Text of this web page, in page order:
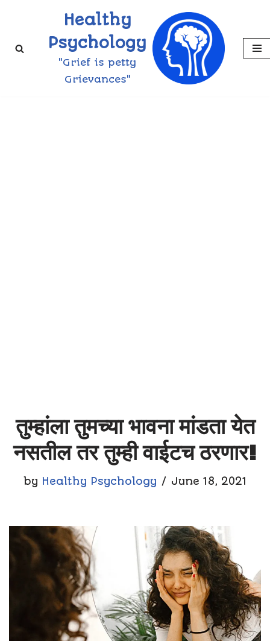
to
Healthy
Psychology
"Grief is petty
Grievances"
तुम्हांला तुमच्या भावना मांडता येत
नसतील तर तुम्ही वाईटच ठरणार!
by Healthy Psychology June 18, 2021